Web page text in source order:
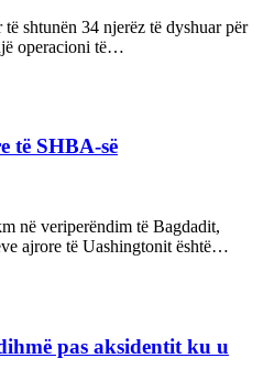
shtunën 34 njerëz të dyshuar për
operacioni të…
të SHBA-së
në veriperëndim të Bagdadit,
ajrore të Uashingtonit është…
pas aksidentit ku u